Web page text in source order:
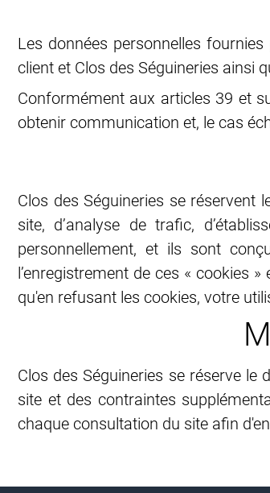
Les données personnelles
client et Clos des Séguineries ainsi
Conformément aux articles 39 et
obtenir communication et, le cas
Clos des Séguineries se
site, d’analyse de trafic,
personnellement, et ils sont
l’enregistrement de ces « cookies
qu'en refusant les cookies, votre
Clos des Séguineries se réserve
site et des contraintes
chaque consultation du site afin